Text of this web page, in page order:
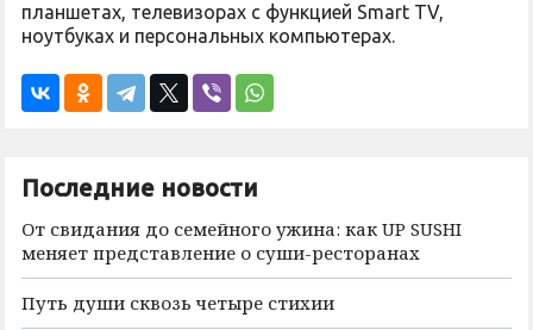
планшетах, телевизорах с функцией Smart TV,
ноутбуках и персональных компьютерах.
Последние новости
От свидания до семейного ужина: как UP SUSHI
меняет представление о суши-ресторанах
Путь души сквозь четыре стихии